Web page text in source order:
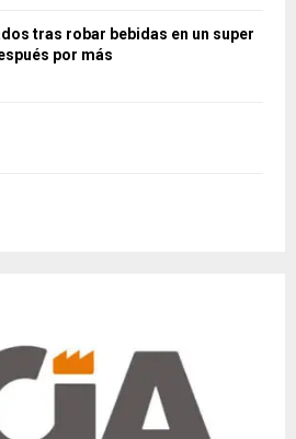
tras robar bebidas en un super
por más